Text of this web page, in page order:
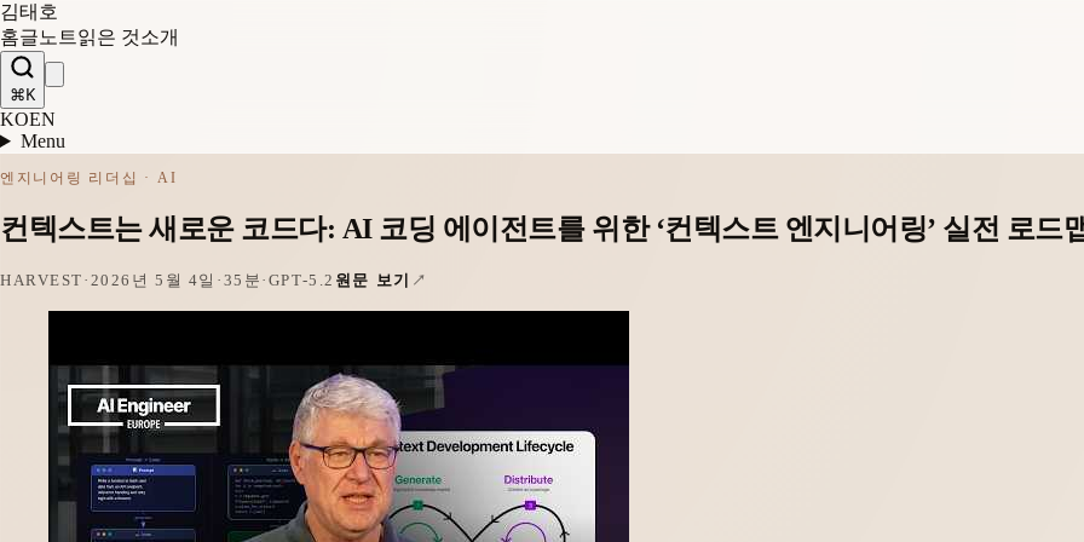
김태호
홈글 노트읽은 것소개
⌘K
KOEN
Menu
엔지니어링 리더십 · AI
컨텍스트는 새로운 코드다: AI 코딩 에이전트를 위한 ‘컨텍스트 엔지니어링’ 실전 로드
HARVEST · 2026년 5월 4일 · 35분 · GPT-5.2 원문 보기